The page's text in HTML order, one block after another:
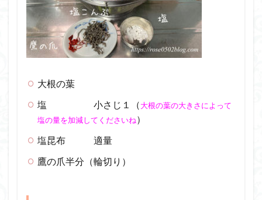
大根の葉
塩 小さじ１（ 大根の葉の大きさによって
塩の量を加減してくださいね）
塩昆布 適量
鷹の爪半分（輪切り）